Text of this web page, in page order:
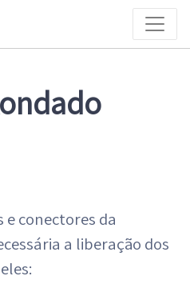
conectores da
a liberação dos